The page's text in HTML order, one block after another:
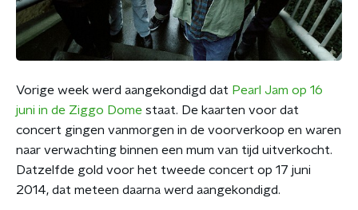
Vorige week werd aangekondigd dat Pearl Jam op 16
juni in de Ziggo Dome staat. De kaarten voor dat
concert gingen vanmorgen in de voorverkoop en waren
naar verwachting binnen een mum van tijd uitverkocht.
Datzelfde gold voor het tweede concert op 17 juni
2014, dat meteen daarna werd aangekondigd.